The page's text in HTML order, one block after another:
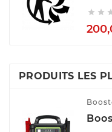
 
PRODUITS LES